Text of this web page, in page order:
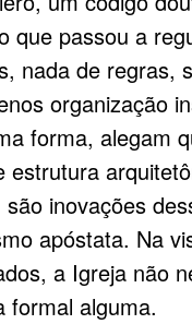
que passou a
nada de regras,
organização
forma, alegam
estrutura
inovações
apóstata. Na
a Igreja não
formal alguma.